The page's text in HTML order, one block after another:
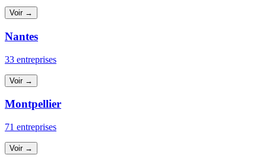
Voir →
Nantes
33 entreprises
Voir →
Montpellier
71 entreprises
Voir →